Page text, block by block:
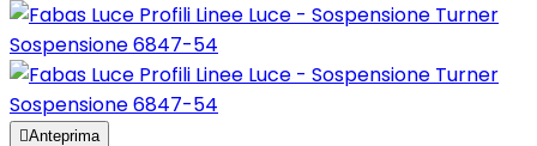
Anteprima